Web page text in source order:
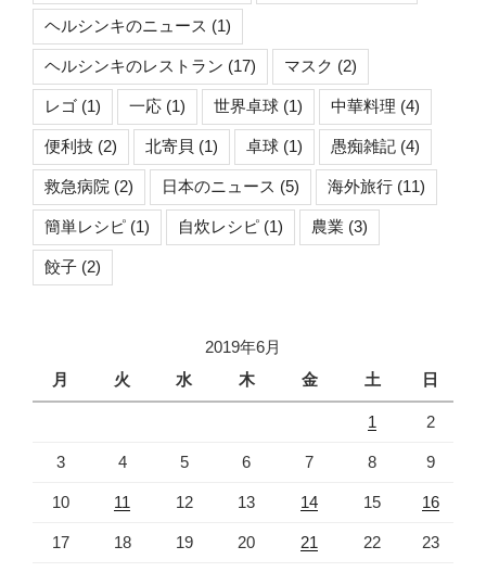
ヘルシンキのニュース (1)
ヘルシンキのレストラン (17) マスク (2)
レゴ (1) 一応 (1) 世界卓球 (1) 中華料理 (4)
便利技 (2) 北寄貝 (1) 卓球 (1) 愚痴雑記 (4)
救急病院 (2) 日本のニュース (5) 海外旅行 (11)
簡単レシピ (1) 自炊レシピ (1) 農業 (3)
餃子 (2)
2019年6月
月
火 水 木 金 土 日
1 2
3 4 5 6 7 8 9
10 11 12 13 14 15 16
17 18 19 20 21 22 23